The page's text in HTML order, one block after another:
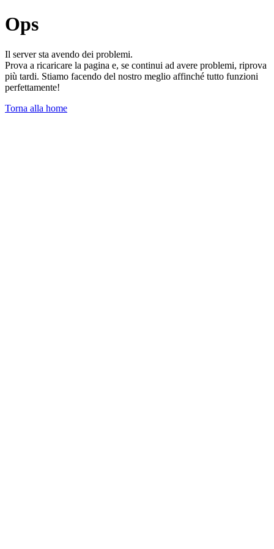
Ops
Il server sta avendo dei problemi.
Prova a ricaricare la pagina e, se continui ad avere problemi, riprova
più tardi. Stiamo facendo del nostro meglio affinché tutto funzioni
perfettamente!
Torna alla home